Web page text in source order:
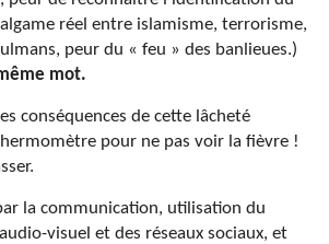
réel entre islamisme, terrorisme,
peur du « feu » des banlieues.)
mot.
conséquences de cette lâcheté
pour ne pas voir la fièvre !
la communication, utilisation du
visuel et des réseaux sociaux, et